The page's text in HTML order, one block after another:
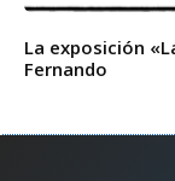
La exposición
Fernando